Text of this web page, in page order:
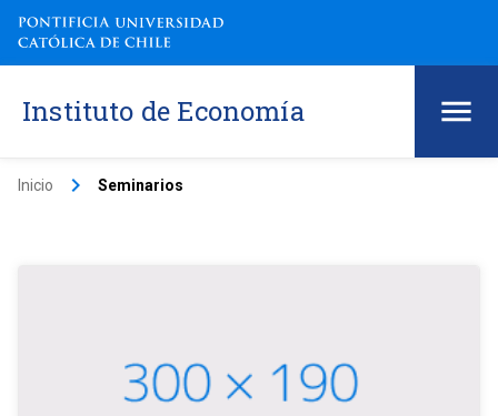
Instituto de Economía
Inicio keyboard_arrow_right Seminarios